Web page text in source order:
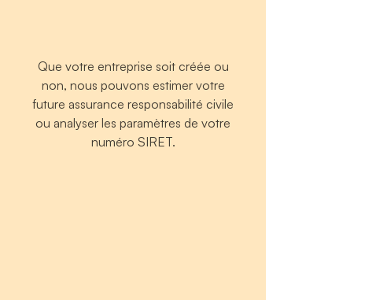
Que votre entreprise soit créée ou
non, nous pouvons estimer votre
future assurance responsabilité civile
ou analyser les paramètres de votre
numéro SIRET.